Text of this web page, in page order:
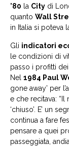
’80 la City di
quanto Wall
in Italia si poteva
Gli indicatori
le condizioni di
passo i profitti
Nel 1984 Paul
gone away’ per
e che recitava:
‘chiuso’. E’ un
continua a fare
pensare a quei
passeggiata,